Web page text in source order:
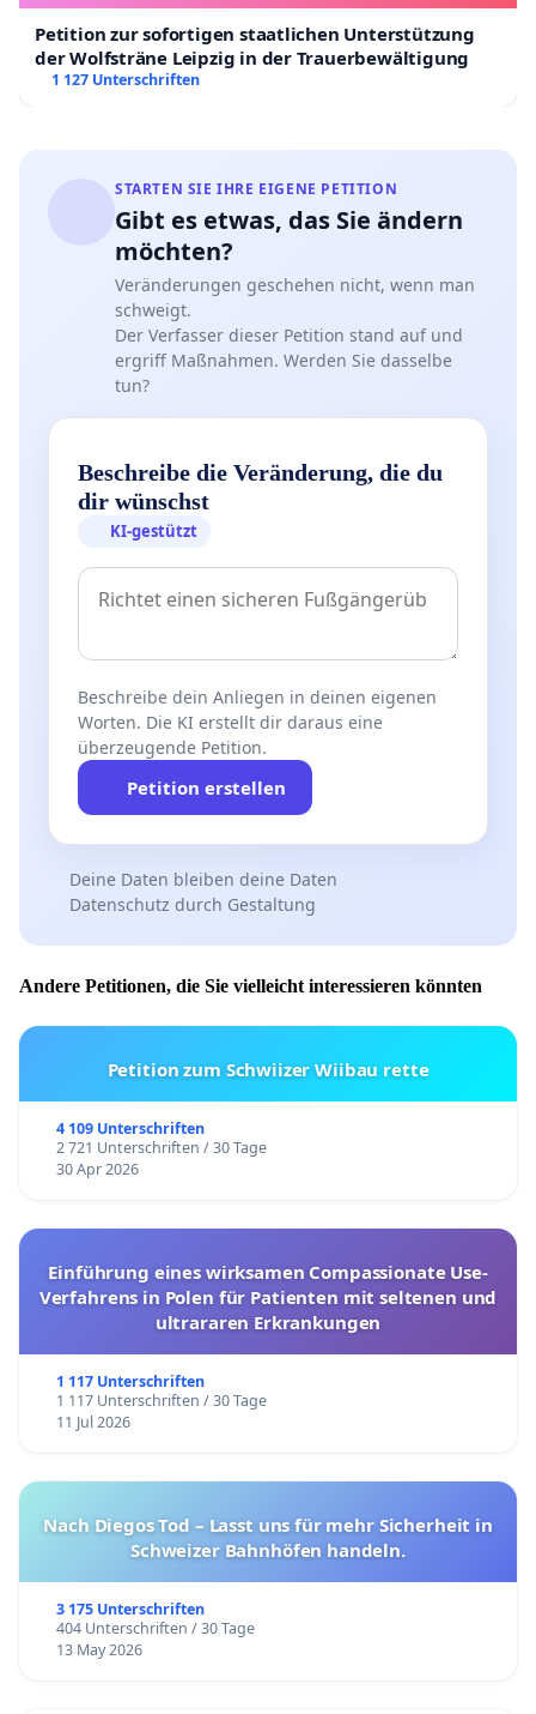
Petition zur sofortigen staatlichen Unterstützung
der Wolfsträne Leipzig in der Trauerbewältigung
1 127 Unterschriften
STARTEN SIE IHRE EIGENE PETITION
Gibt es etwas, das Sie ändern
möchten?
Veränderungen geschehen nicht, wenn man
schweigt.
Der Verfasser dieser Petition stand auf und
ergriff Maßnahmen. Werden Sie dasselbe
tun?
Beschreibe die Veränderung, die du
dir wünschst
KI-gestützt
Beschreibe dein Anliegen in deinen eigenen
Worten. Die KI erstellt dir daraus eine
überzeugende Petition.
Petition erstellen
Deine Daten bleiben deine Daten
Datenschutz durch Gestaltung
Andere Petitionen, die Sie vielleicht interessieren könnten
Petition zum Schwiizer Wiibau rette
4 109 Unterschriften
2 721 Unterschriften / 30 Tage
30 Apr 2026
Einführung eines wirksamen Compassionate Use-
Verfahrens in Polen für Patienten mit seltenen und
ultrararen Erkrankungen
1 117 Unterschriften
1 117 Unterschriften / 30 Tage
11 Jul 2026
Nach Diegos Tod – Lasst uns für mehr Sicherheit in
Schweizer Bahnhöfen handeln.
3 175 Unterschriften
404 Unterschriften / 30 Tage
13 May 2026